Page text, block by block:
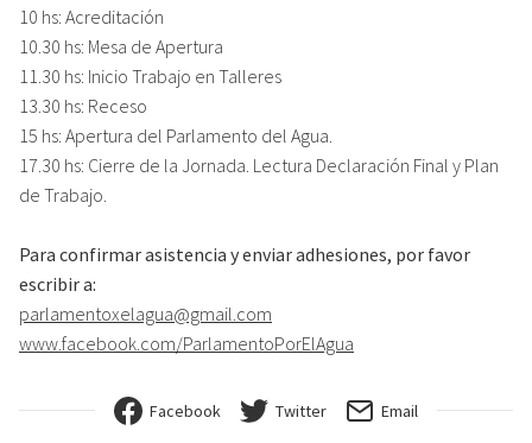
10 hs: Acreditación
10.30 hs: Mesa de Apertura
11.30 hs: Inicio Trabajo en Talleres
13.30 hs: Receso
15 hs: Apertura del Parlamento del Agua.
17.30 hs: Cierre de la Jornada. Lectura Declaración Final y Plan
de Trabajo.
Para confirmar asistencia y enviar adhesiones, por favor
escribir a:
parlamentoxelagua@gmail.com
www.facebook.com/ParlamentoPorElAgua
Facebook Twitter Email